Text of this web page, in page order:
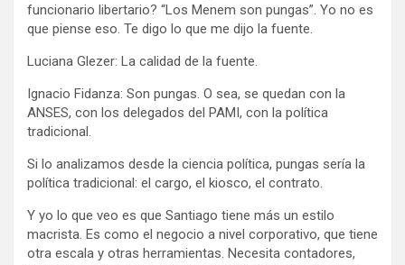
funcionario libertario? “Los Menem son pungas”. Yo no es
que piense eso. Te digo lo que me dijo la fuente.
Luciana Glezer: La calidad de la fuente.
Ignacio Fidanza: Son pungas. O sea, se quedan con la
ANSES, con los delegados del PAMI, con la política
tradicional.
Si lo analizamos desde la ciencia política, pungas sería la
política tradicional: el cargo, el kiosco, el contrato.
Y yo lo que veo es que Santiago tiene más un estilo
macrista. Es como el negocio a nivel corporativo, que tiene
otra escala y otras herramientas. Necesita contadores,